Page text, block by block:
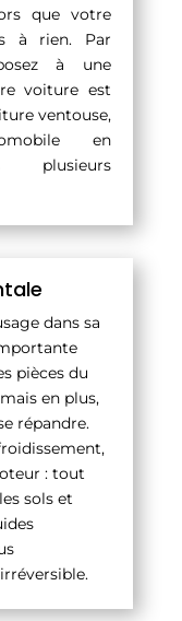
que votre
à rien. Par
à une
voiture est
ventouse,
en
plusieurs
dans sa
pièces du
en plus,
répandre.
: tout
sols et